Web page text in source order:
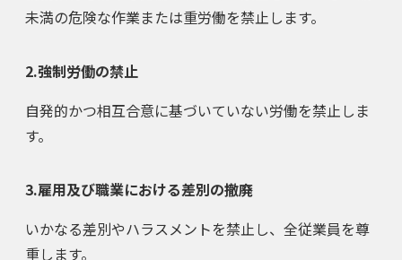
未満の危険な作業または重労働を禁止します。
2.強制労働の禁止
自発的かつ相互合意に基づいていない労働を禁止しま
す。
3.雇用及び職業における差別の撤廃
いかなる差別やハラスメントを禁止し、全従業員を尊
重します。